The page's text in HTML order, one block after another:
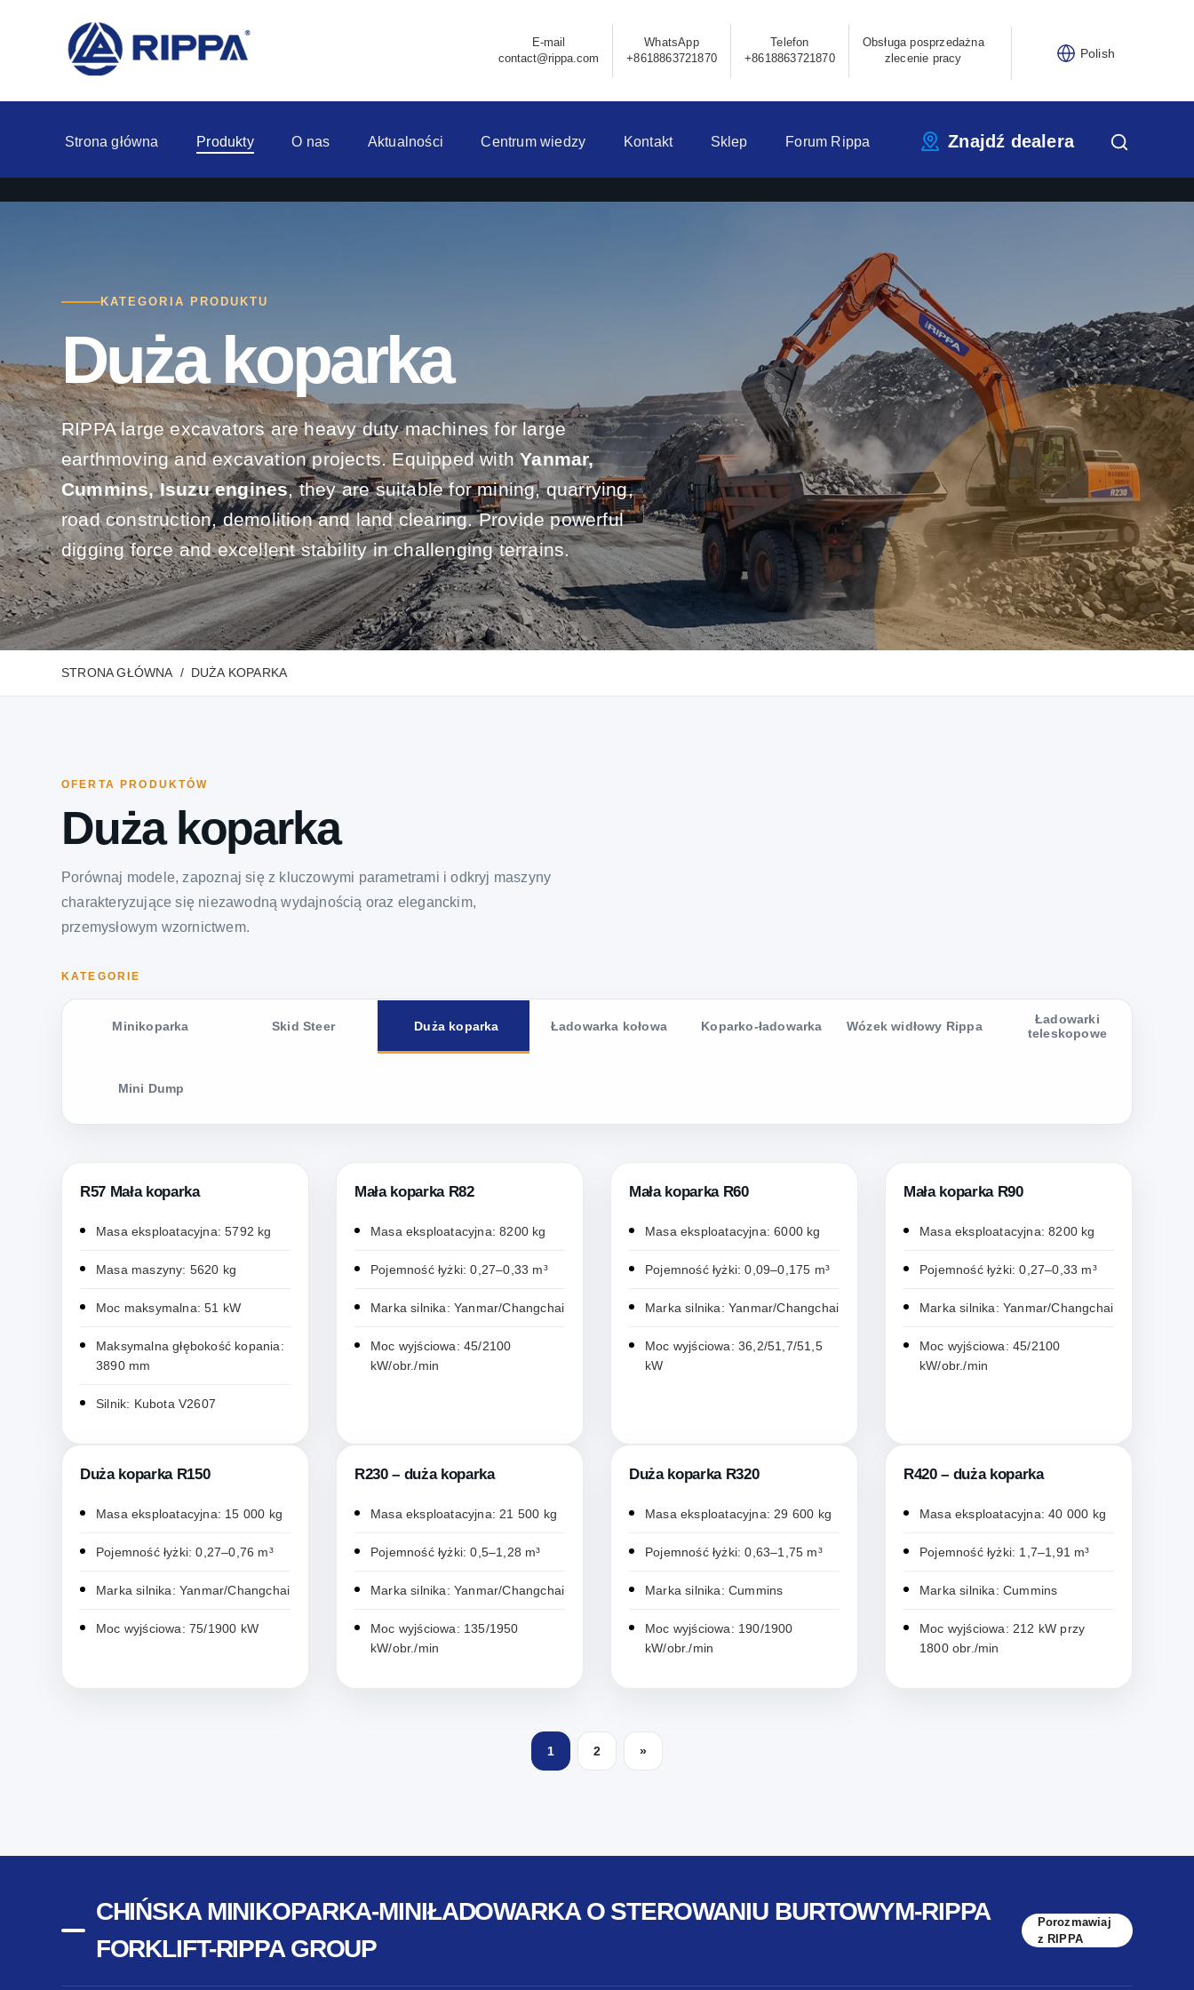
E-mail
contact@rippa.com
WhatsApp
+8618863721870
Telefon
+8618863721870
Obsługa posprzedażna
zlecenie pracy
Polish
Strona główna Produkty O nas Aktualności Centrum wiedzy Kontakt Sklep Forum Rippa Znajdź dealera
KATEGORIA PRODUKTU
Duża koparka
RIPPA large excavators are heavy duty machines for large
earthmoving and excavation projects. Equipped withYanmar,
Cummins, Isuzu engines, they are suitable for mining, quarrying,
road construction, demolition and land clearing. Provide powerful
digging force and excellent stability in challenging terrains.
STRONA GŁÓWNA DUŻA KOPARKA
OFERTA PRODUKTÓW
Duża koparka
Porównaj modele, zapoznaj się z kluczowymi parametrami i odkryj maszyny
charakteryzujące się niezawodną wydajnością oraz eleganckim,
przemysłowym wzornictwem.
KATEGORIE
Minikoparka Skid Steer Duża koparka Ładowarka kołowa Koparko-ładowarka Wózek widłowy Rippa
Ładowarki
teleskopowe
Mini Dump
R57 Mała koparka
Masa eksploatacyjna: 5792 kg
Masa maszyny: 5620 kg
Moc maksymalna: 51 kW
Maksymalna głębokość kopania:
3890 mm
Silnik: Kubota V2607
Mała koparka R82
Masa eksploatacyjna: 8200 kg
Pojemność łyżki: 0,27–0,33 m³
Marka silnika: Yanmar/Changchai
Moc wyjściowa: 45/2100
kW/obr./min
Mała koparka R60
Masa eksploatacyjna: 6000 kg
Pojemność łyżki: 0,09–0,175 m³
Marka silnika: Yanmar/Changchai
Moc wyjściowa: 36,2/51,7/51,5
kW
Mała koparka R90
Masa eksploatacyjna: 8200 kg
Pojemność łyżki: 0,27–0,33 m³
Marka silnika: Yanmar/Changchai
Moc wyjściowa: 45/2100
kW/obr./min
Duża koparka R150
Masa eksploatacyjna: 15 000 kg
Pojemność łyżki: 0,27–0,76 m³
Marka silnika: Yanmar/Changchai
Moc wyjściowa: 75/1900 kW
R230 – duża koparka
Masa eksploatacyjna: 21 500 kg
Pojemność łyżki: 0,5–1,28 m³
Marka silnika: Yanmar/Changchai
Moc wyjściowa: 135/1950
kW/obr./min
Duża koparka R320
Masa eksploatacyjna: 29 600 kg
Pojemność łyżki: 0,63–1,75 m³
Marka silnika: Cummins
Moc wyjściowa: 190/1900
kW/obr./min
R420 – duża koparka
Masa eksploatacyjna: 40 000 kg
Pojemność łyżki: 1,7–1,91 m³
Marka silnika: Cummins
Moc wyjściowa: 212 kW przy
1800 obr./min
1 2 »
CHIŃSKA MINIKOPARKA-MINIŁADOWARKA O STEROWANIU BURTOWYM-RIPPA
FORKLIFT-RIPPA GROUP
Porozmawiaj
z RIPPA